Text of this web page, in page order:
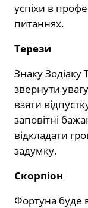
успіхи в
питаннях.
Терези
Знаку
звернути
взяти
заповітні
відкладати
задумку.
Скорпіон
Фортуна буде